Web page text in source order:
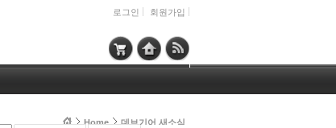
로그인 회원가입
Home 데브기어 새소식